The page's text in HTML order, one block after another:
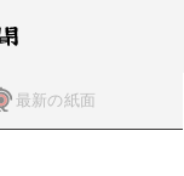
最新の紙面